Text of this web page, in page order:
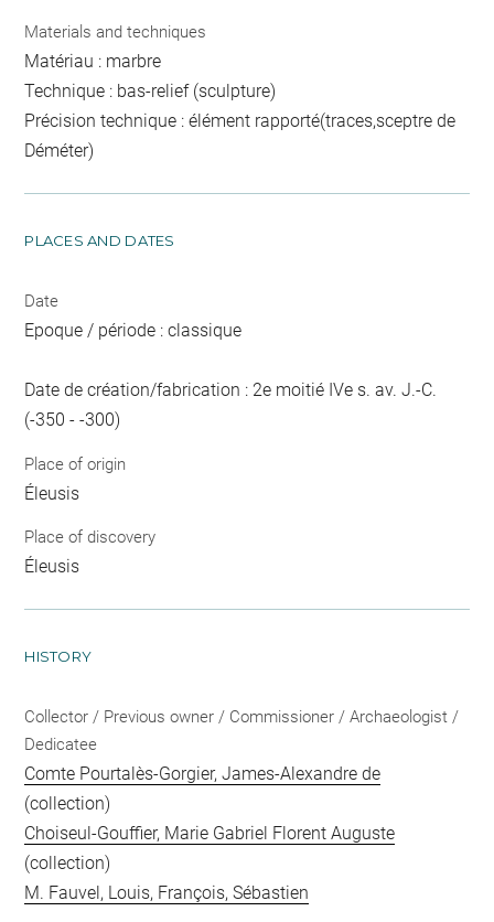
Materials and techniques
Matériau : marbre
Technique : bas-relief (sculpture)
Précision technique : élément rapporté(traces,sceptre de
Déméter)
PLACES AND DATES
Date
Epoque / période : classique
Date de création/fabrication : 2e moitié IVe s. av. J.-C.
(-350 - -300)
Place of origin
Éleusis
Place of discovery
Éleusis
HISTORY
Collector / Previous owner / Commissioner / Archaeologist /
Dedicatee
Comte Pourtalès-Gorgier, James-Alexandre de
(collection)
Choiseul-Gouffier, Marie Gabriel Florent Auguste
(collection)
M. Fauvel, Louis, François, Sébastien